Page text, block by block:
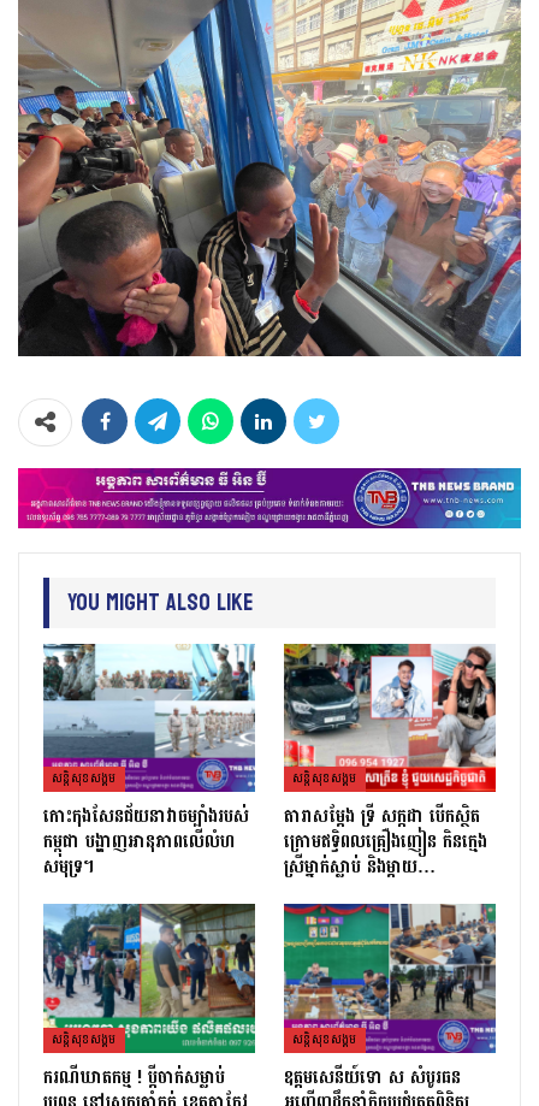
You Might Also Like
សន្តិសុខសង្គម
កោះកុងសែនជ័យនាវាចម្បាំងរបស់
កម្ពុជា បង្ហាញអានុភាពលើលំហ
សមុទ្រ។
សន្តិសុខសង្គម
តារាសម្ដែង ទ្រី សក្កដា បើកស្ថិត
ក្រោមឥទ្ធិពលគ្រឿងញៀន កិនក្មេង
ស្រីម្នាក់ស្លាប់ និងម្ដាយ…
សន្តិសុខសង្គម
ករណីឃាតកម្ម ! ប្ដីចាក់សម្លាប់
សន្តិសុខសង្គម
ឧត្តមសេនីយ៍ទោ ស សំបូរធន